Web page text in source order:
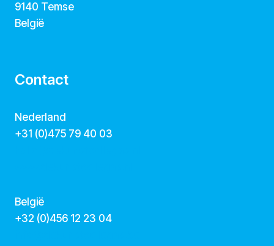
9140 Temse
België
Contact
Nederland
+31 (0)475 79 40 03
België
‭+32 (0)456 12 23 04‬